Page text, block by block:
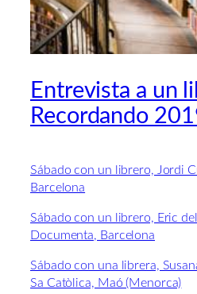
Entrevista a un
Recordando
Sábado con un librero, Jordi
Barcelona
Sábado con un librero, Eric
Documenta, Barcelona
Sábado con una librera,
Sa Catòlica, Maó (Menorca)